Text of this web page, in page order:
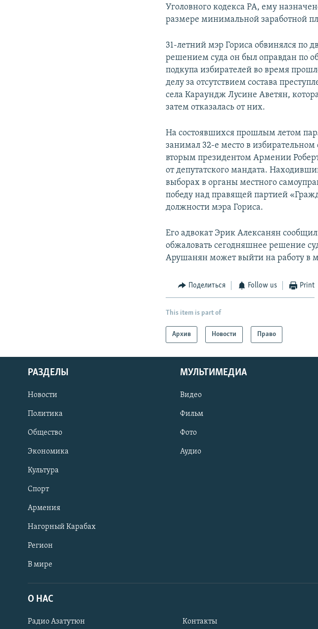
Уголовного кодекса РА, ему
размере минимальной заработной
31-летний мэр Гориса обвинялся по
решением суда он был оправдан по
подкупа избирателей во время
делу за отсутствием состава
села Караундж Лусине Аветян,
затем отказалась от них.
На состоявшихся прошлым летом
занимал 32-е место в избирательном
вторым президентом Армении
от депутатского мандата.
выборах в органы местного
победу над правящей партией
должности мэра Гориса.
Его адвокат Эрик Алексанян
обжаловать сегодняшнее решение
Арушанян может выйти на работу в
Поделиться Follow us Print
This item is part of
Архив Новости Право
РАЗДЕЛЫ
Новости
Политика
Общество
Экономика
Культура
Спорт
Армения
Нагорный Карабах
Регион
В мире
МУЛЬТИМЕДИА
Видео
Фильм
Фото
Аудио
О НАС
Радио Азатутюн Контакты